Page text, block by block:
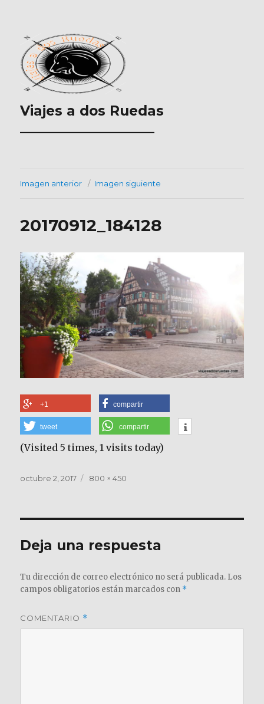
Viajes a dos Ruedas
___________________
Imagen anterior Imagen siguiente
20170912_184128
+1 compartir
tweet compartir
(Visited 5 times, 1 visits today)
Publicado
octubre 2, 2017
Tamaño
800 × 450
Deja una respuesta
Tu dirección de correo electrónico no será publicada. Los
campos obligatorios están marcados con *
COMENTARIO *